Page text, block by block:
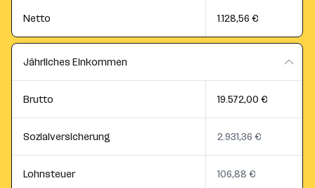
Netto 1.128,56 €
Jährliches Einkommen
Brutto 19.572,00 €
Sozialversicherung 2.931,36 €
Lohnsteuer 106,88 €